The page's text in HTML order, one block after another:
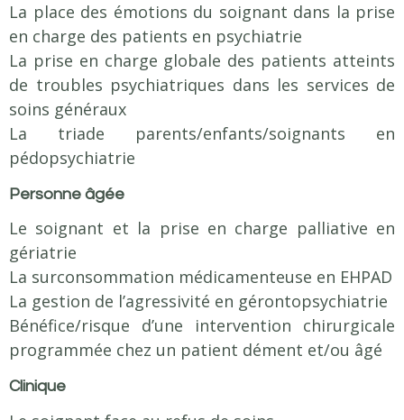
Admissions
Admission formation infirmière
ADMISSION FORMATION AIDE-SOIGNANTE
Résultats
Actualités
Offres d'emploi
Contact
La place des émotions du soignant dans la prise
en charge des patients en psychiatrie
La prise en charge globale des patients atteints
de troubles psychiatriques dans les services de
soins généraux
La triade parents/enfants/soignants en
pédopsychiatrie
Personne âgée
Le soignant et la prise en charge palliative en
gériatrie
La surconsommation médicamenteuse en EHPAD
La gestion de l’agressivité en gérontopsychiatrie
Bénéfice/risque d’une intervention chirurgicale
programmée chez un patient dément et/ou âgé
Clinique